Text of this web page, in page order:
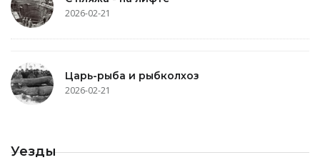
2026-02-21
Царь-рыба и рыбколхоз
2026-02-21
Уезды